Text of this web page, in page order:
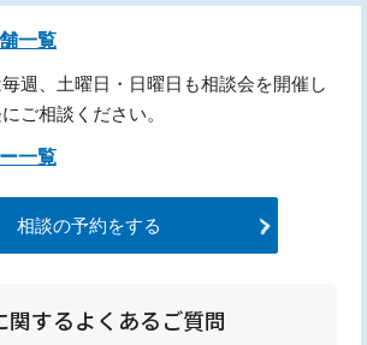
一覧
週、土曜日・日曜日も相談会を開催し
ご相談ください。
一覧
相談の予約をする
関するよくあるご質問